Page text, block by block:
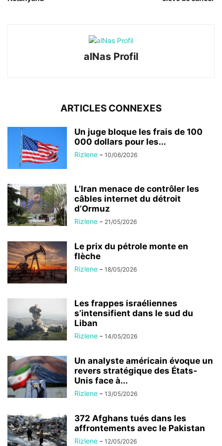
alNas Profil
ARTICLES CONNEXES
Un juge bloque les frais de 100
000 dollars pour les...
Rizlene - 10/06/2026
L’Iran menace de contrôler les
câbles internet du détroit
d’Ormuz
Rizlene - 21/05/2026
Le prix du pétrole monte en
flèche
Rizlene - 18/05/2026
Les frappes israéliennes
s’intensifient dans le sud du
Liban
Rizlene - 14/05/2026
Un analyste américain évoque un
revers stratégique des États-
Unis face à...
Rizlene - 13/05/2026
372 Afghans tués dans les
affrontements avec le Pakistan
Rizlene - 12/05/2026